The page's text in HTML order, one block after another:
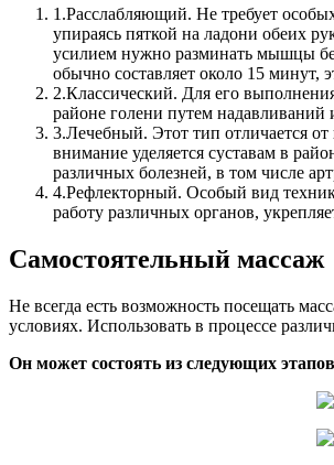
1.Расслабляющий. Не требует
упираясь пяткой на ладони обеих
усилием нужно разминать мышцы
обычно составляет около 15 минут,
2.Классический. Для его
районе голени путем
3.Лечебный. Этот тип отличается
внимание уделяется суставам в
различных болезней, в том числе
4.Рефлекторный. Особый вид
работу различных органов,
Самостоятельный массаж
Не всегда есть возможность посещать
условиях. Использовать в процессе
Он может состоять из следующих